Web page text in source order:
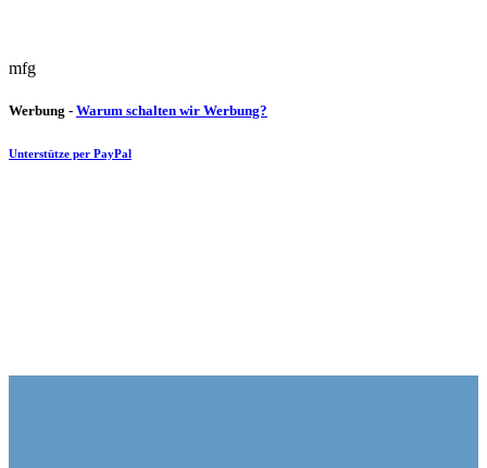
mfg
Werbung - Warum schalten wir Werbung?
Unterstütze per PayPal